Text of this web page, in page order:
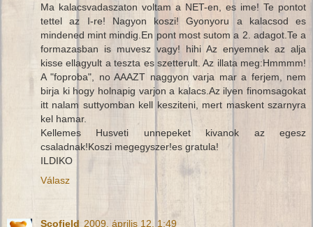
Ma kalacsvadaszaton voltam a NET-en, es ime! Te pontot
tettel az I-re! Nagyon koszi! Gyonyoru a kalacsod es
mindened mint mindig.En pont most sutom a 2. adagot.Te a
formazasban is muvesz vagy! hihi Az enyemnek az alja
kisse ellagyult a teszta es szetterult. Az illata meg:Hmmmm!
A "foproba", no AAAZT naggyon varja mar a ferjem, nem
birja ki hogy holnapig varjon a kalacs.Az ilyen finomsagokat
itt nalam suttyomban kell kesziteni, mert maskent szarnyra
kel hamar.
Kellemes Husveti unnepeket kivanok az egesz
csaladnak!Koszi megegyszer!es gratula!
ILDIKO
Válasz
Scofield 2009. április 12. 1:49